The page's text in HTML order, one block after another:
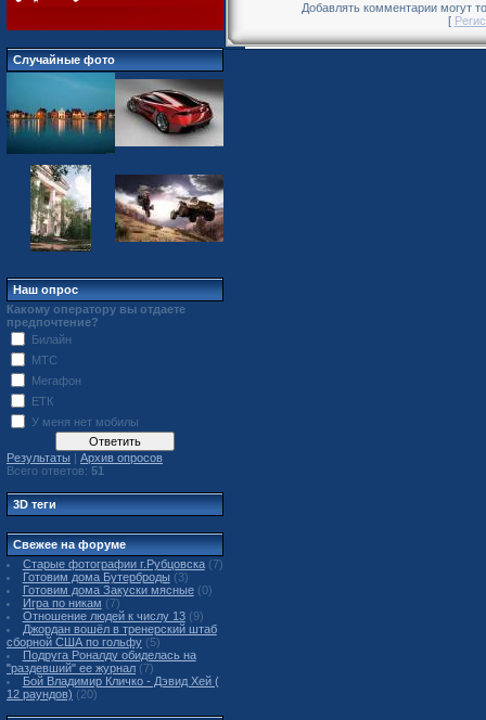
Случайные фото
Наш опрос
Какому оператору вы отдаете
предпочтение?
Билайн
МТС
Мегафон
ЕТК
У меня нет мобилы
Результаты | Архив опросов
Всего ответов: 51
3D теги
Свежее на форуме
Старые фотографии г.Рубцовска (7)
Готовим дома Бутерброды (3)
Готовим дома Закуски мясные (0)
Игра по никам (7)
Отношение людей к числу 13 (9)
Джордан вошёл в тренерский штаб
сборной США по гольфу (5)
Подруга Роналду обиделась на
"раздевший" ее журнал (7)
Бой Владимир Кличко - Дэвид Хей (
12 раундов) (20)
Добавлять комментарии могут
[